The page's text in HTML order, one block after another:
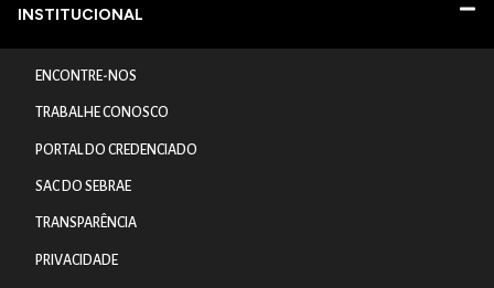
INSTITUCIONAL
ENCONTRE-NOS
TRABALHE CONOSCO
PORTAL DO CREDENCIADO
SAC DO SEBRAE
TRANSPARÊNCIA
PRIVACIDADE